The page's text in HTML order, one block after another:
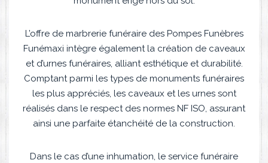
L’offre de marbrerie funéraire des Pompes Funèbres
Funémaxi intègre également la création de caveaux
et d’urnes funéraires, alliant esthétique et durabilité.
Comptant parmi les types de monuments funéraires
les plus appréciés, les caveaux et les urnes sont
réalisés dans le respect des normes NF ISO, assurant
ainsi une parfaite étanchéité de la construction.
Dans le cas d’une inhumation, le service funéraire